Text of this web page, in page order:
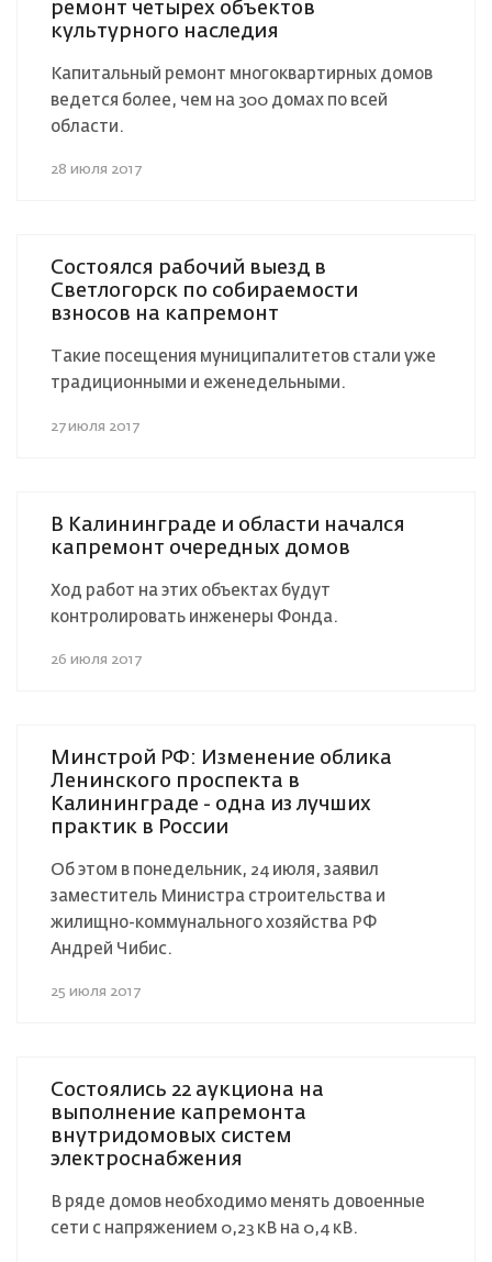
ремонт четырех объектов
культурного наследия
Капитальный ремонт многоквартирных домов
ведется более, чем на 300 домах по всей
области.
28 июля 2017
Состоялся рабочий выезд в
Светлогорск по собираемости
взносов на капремонт
Такие посещения муниципалитетов стали уже
традиционными и еженедельными.
27 июля 2017
В Калининграде и области начался
капремонт очередных домов
Ход работ на этих объектах будут
контролировать инженеры Фонда.
26 июля 2017
Минстрой РФ: Изменение облика
Ленинского проспекта в
Калининграде - одна из лучших
практик в России
Об этом в понедельник, 24 июля, заявил
заместитель Министра строительства и
жилищно-коммунального хозяйства РФ
Андрей Чибис.
25 июля 2017
Состоялись 22 аукциона на
выполнение капремонта
внутридомовых систем
электроснабжения
В ряде домов необходимо менять довоенные
сети с напряжением 0,23 кВ на 0,4 кВ.